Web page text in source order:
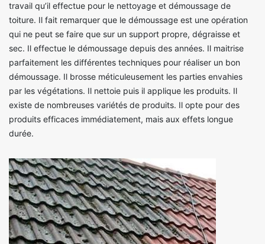
travail qu’il effectue pour le nettoyage et démoussage de
toiture. Il fait remarquer que le démoussage est une opération
qui ne peut se faire que sur un support propre, dégraisse et
sec. Il effectue le démoussage depuis des années. Il maitrise
parfaitement les différentes techniques pour réaliser un bon
démoussage. Il brosse méticuleusement les parties envahies
par les végétations. Il nettoie puis il applique les produits. Il
existe de nombreuses variétés de produits. Il opte pour des
produits efficaces immédiatement, mais aux effets longue
durée.